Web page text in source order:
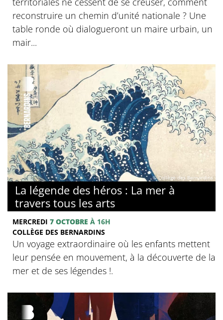
reconstruire un chemin d’unité nationale ? Une
table ronde où dialogueront un maire urbain, un
mair...
© Collège des Bernardins
La légende des héros : La mer à
travers tous les arts
MERCREDI 7 OCTOBRE À 16H
COLLÈGE DES BERNARDINS
Un voyage extraordinaire où les enfants mettent
leur pensée en mouvement, à la découverte de la
mer et de ses légendes !.